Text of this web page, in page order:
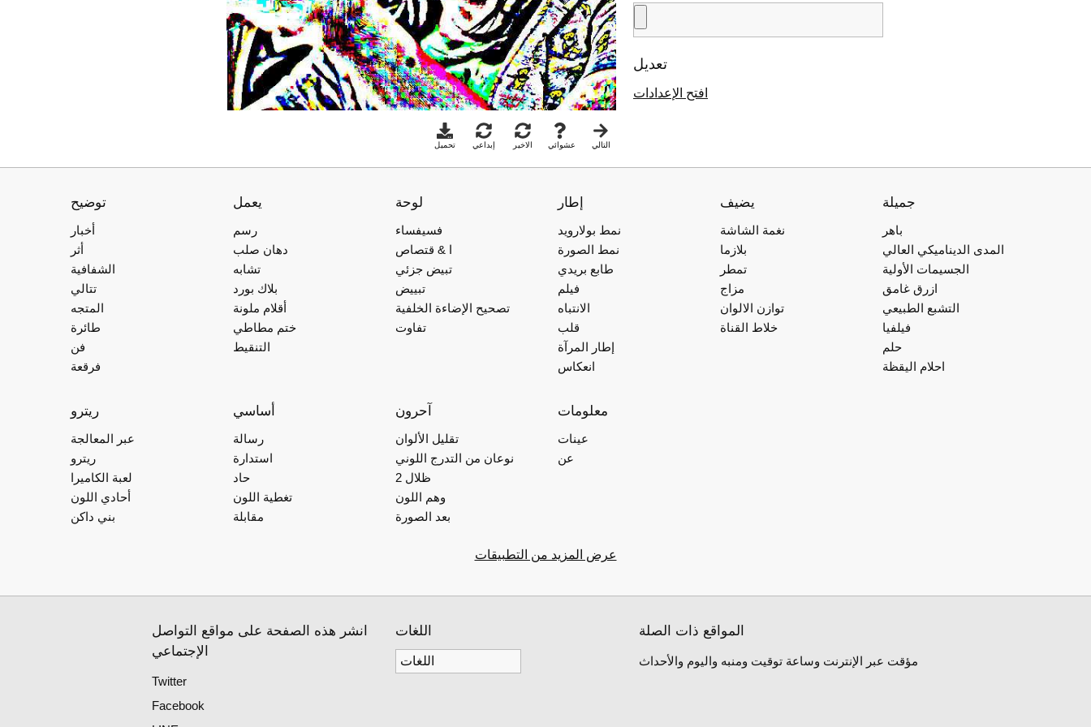
تحميل إبداعي الاخير عشوائي التالي
تعديل
افتح الإعدادات
توضيح
أخبار
أثر
الشفافية
تتالي
المتجه
طائرة
فن
فرقعة
يعمل
رسم
دهان صلب
تشابه
بلاك بورد
أقلام ملونة
ختم مطاطي
التنقيط
لوحة
فسيفساء
ا & قتصاص
تبيض جزئي
تبييض
تصحيح الإضاءة الخلفية
تفاوت
إطار
نمط بولارويد
نمط الصورة
طابع بريدي
فيلم
الانتباه
قلب
إطار المرآة
انعكاس
يضيف
نغمة الشاشة
بلازما
تمطر
مزاج
توازن الالوان
خلاط القناة
جميلة
باهر
المدى الديناميكي العالي
الجسيمات الأولية
ازرق غامق
التشبع الطبيعي
فيلفيا
حلم
احلام اليقظة
ريترو
عبر المعالجة
ريترو
لعبة الكاميرا
أحادي اللون
بني داكن
أساسي
رسالة
استدارة
حاد
تغطية اللون
مقابلة
آحرون
تقليل الألوان
نوعان من التدرج اللوني
2 ظلال
وهم اللون
بعد الصورة
معلومات
عينات
عن
عرض المزيد من التطبيقات
انشر هذه الصفحة على مواقع التواصل
الإجتماعي
Twitter
Facebook
اللغات المواقع ذات الصلة
مؤقت عبر الإنترنت وساعة توقيت ومنبه واليوم والأحداث